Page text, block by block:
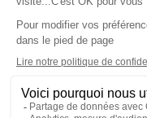
Les cookies
Gestion des cookies